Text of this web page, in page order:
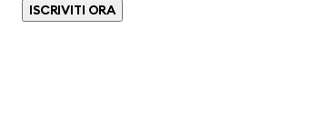
ISCRIVITI ORA